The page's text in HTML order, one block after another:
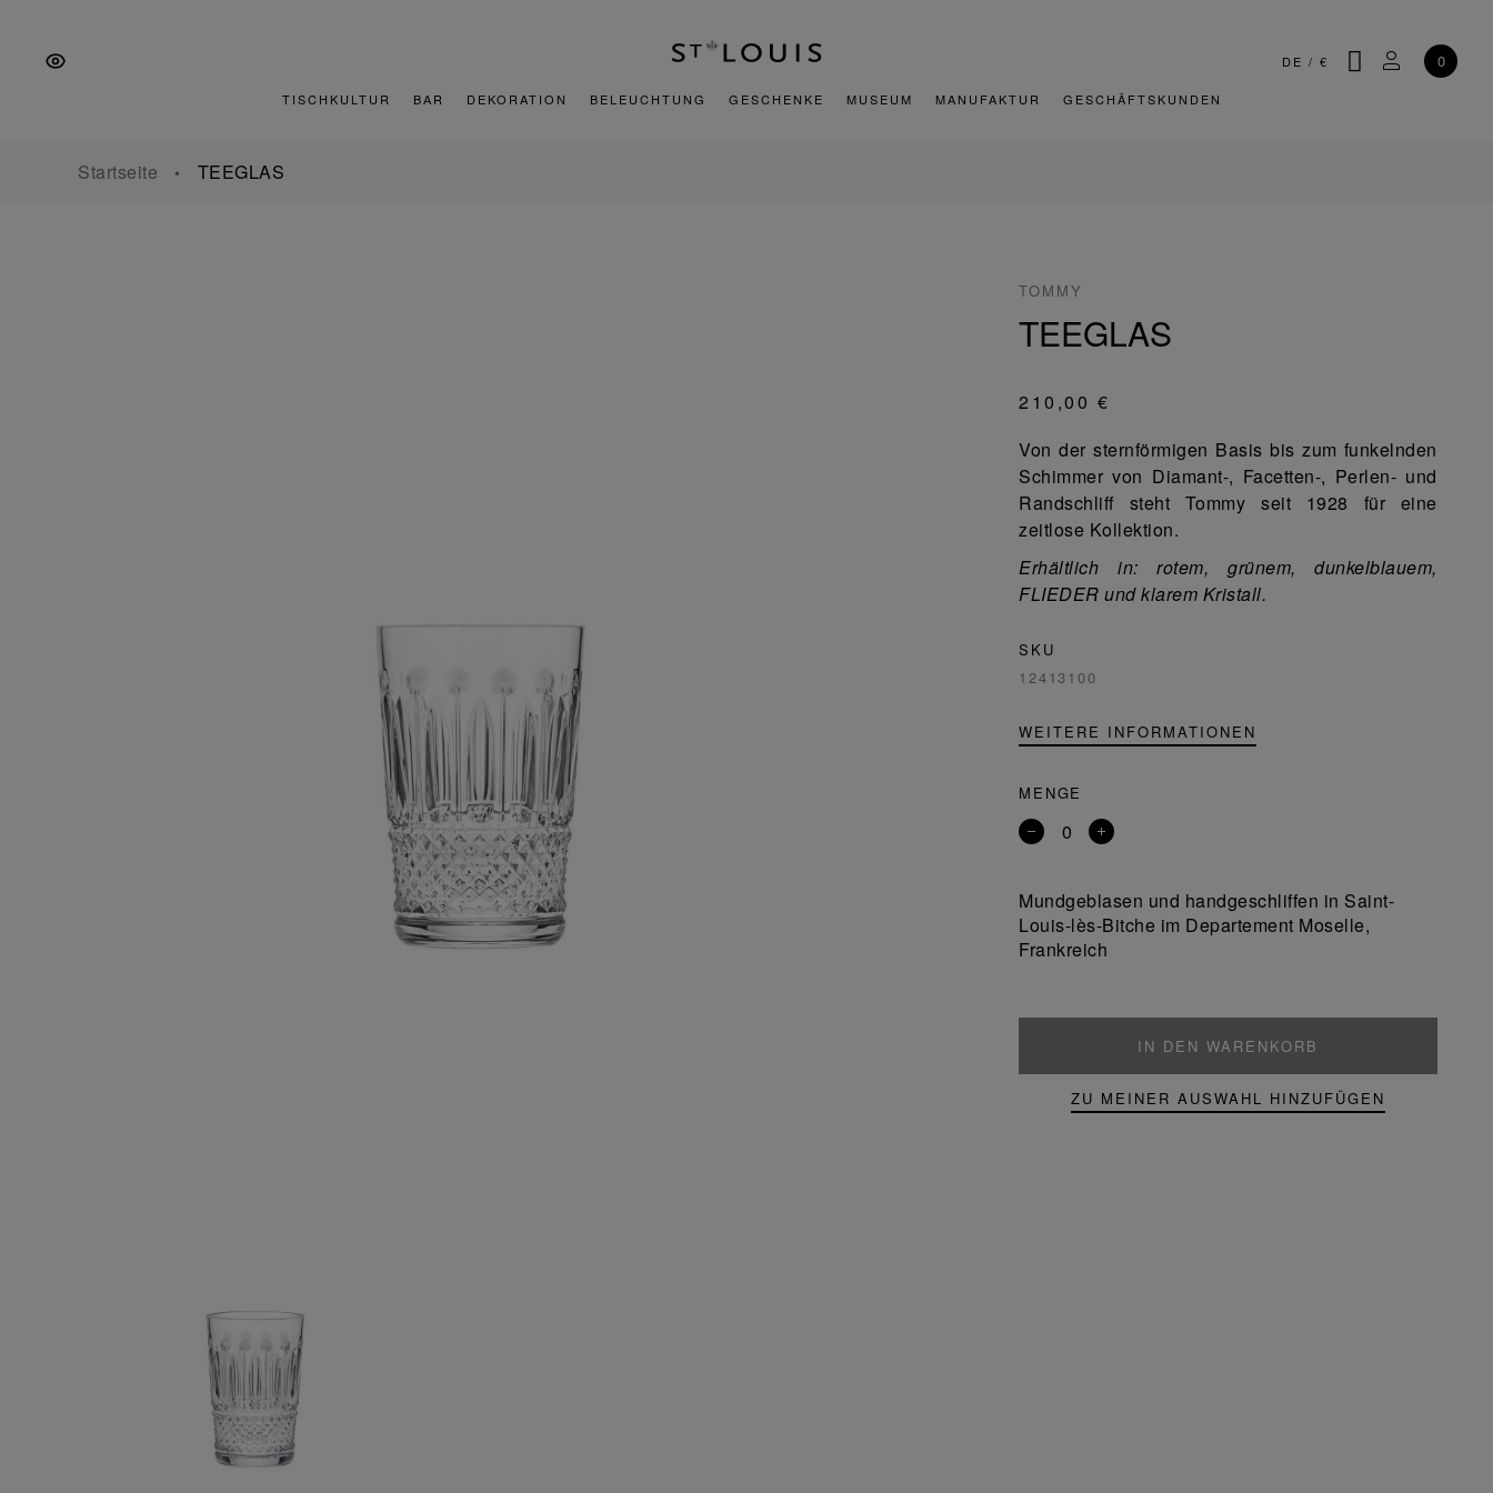
springen
springen
springen
DE / € SUCHEMEIN
0
TISCHKULTUR BAR DEKORATION BELEUCHTUNG GESCHENKE MUSEUM MANUFAKTUR GESCHÄFTSKUNDEN
Startseite TEEGLAS
TOMMY
TEEGLAS
210,00 €
Von der sternförmigen Basis bis zum funkelnden
Schimmer von Diamant-, Facetten-, Perlen- und
Randschliff steht Tommy seit 1928 für eine
zeitlose Kollektion.
Erhältlich in: rotem, grünem, dunkelblauem,
FLIEDER und klarem Kristall.
SKU
12413100
WEITERE INFORMATIONEN
MENGE
Entfernen
Produkt
Ein
Mundgeblasen und handgeschliffen in Saint-
Louis-lès-Bitche im Departement Moselle,
Frankreich
IN DEN WARENKORB
ZU MEINER AUSWAHL HINZUFÜGEN